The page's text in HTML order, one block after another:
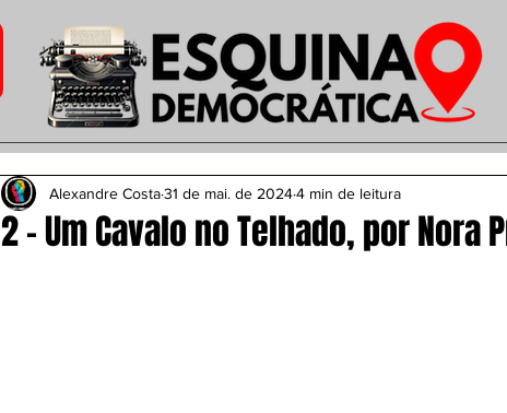
2 - Um Cavalo no Telhado, por Nora
Alexandre Costa31 de mai. de 20244 min de leitura